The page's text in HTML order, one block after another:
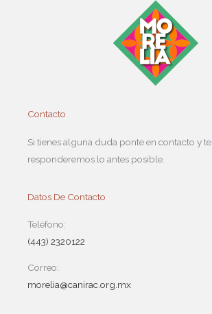
Contacto
Si tienes alguna duda ponte en contacto y te
responderemos lo antes posible.
Datos De Contacto
Teléfono:
(443) 2320122
Correo:
morelia@canirac.org.mx